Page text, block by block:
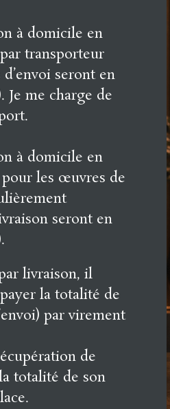
à domicile en
transporteur
seront en
Je me charge de
à domicile en
les œuvres de
seront en
livraison, il
la totalité de
par virement
de
totalité de son